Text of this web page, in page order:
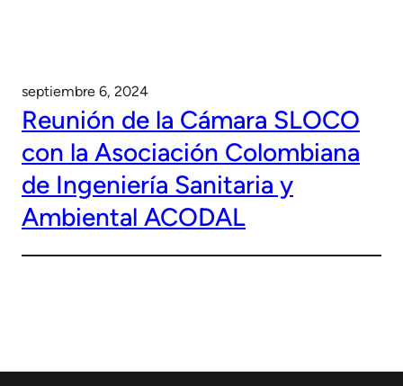
septiembre 6, 2024
Reunión de la Cámara SLOCO
con la Asociación Colombiana
de Ingeniería Sanitaria y
Ambiental ACODAL